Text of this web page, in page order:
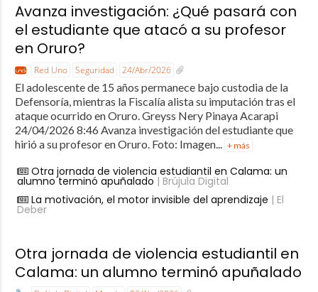
Avanza investigación: ¿Qué pasará con
el estudiante que atacó a su profesor
en Oruro?
Red Uno Seguridad 24/Abr/2026
El adolescente de 15 años permanece bajo custodia de la
Defensoría, mientras la Fiscalía alista su imputación tras el
ataque ocurrido en Oruro. Greyss Nery Pinaya Acarapi
24/04/2026 8:46 Avanza investigación del estudiante que
hirió a su profesor en Oruro. Foto: Imagen...
+ más
Otra jornada de violencia estudiantil en Calama: un
alumno terminó apuñalado | Brújula Digital
La motivación, el motor invisible del aprendizaje | El
Deber
Otra jornada de violencia estudiantil en
Calama: un alumno terminó apuñalado